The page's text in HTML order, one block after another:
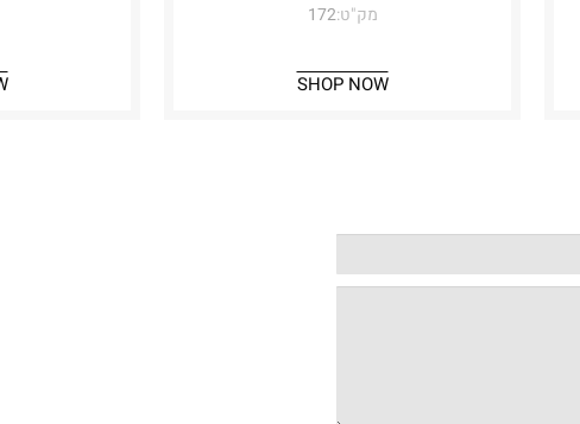
מק"ט:172
SHOP NOW